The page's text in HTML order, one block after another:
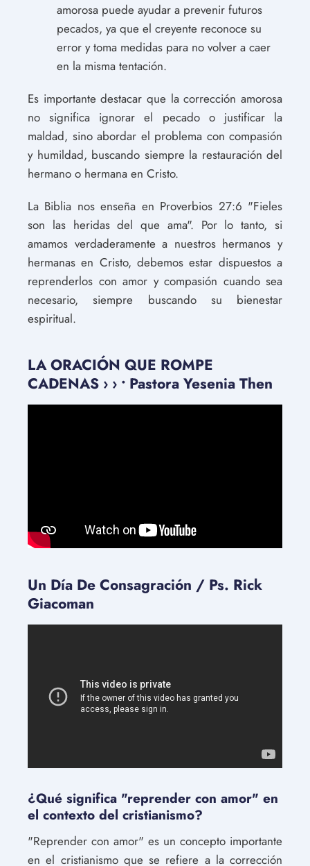
amorosa puede ayudar a prevenir futuros
pecados, ya que el creyente reconoce su
error y toma medidas para no volver a caer
en la misma tentación.
Es importante destacar que la corrección amorosa
no significa ignorar el pecado o justificar la
maldad, sino abordar el problema con compasión
y humildad, buscando siempre la restauración del
hermano o hermana en Cristo.
La Biblia nos enseña en Proverbios 27:6 "Fieles
son las heridas del que ama". Por lo tanto, si
amamos verdaderamente a nuestros hermanos y
hermanas en Cristo, debemos estar dispuestos a
reprenderlos con amor y compasión cuando sea
necesario, siempre buscando su bienestar
espiritual.
LA ORACIÓN QUE ROMPE
CADENAS › › • Pastora Yesenia Then
Un Día De Consagración / Ps. Rick
Giacoman
¿Qué significa "reprender con amor" en
el contexto del cristianismo?
"Reprender con amor" es un concepto importante
en el cristianismo que se refiere a la corrección